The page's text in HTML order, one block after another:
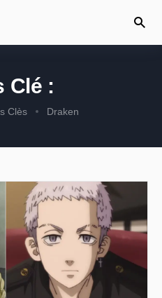
Clé :
Clès Draken